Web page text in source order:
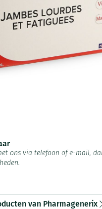
ons via telefoon of e-mail,
van Pharmagenerix